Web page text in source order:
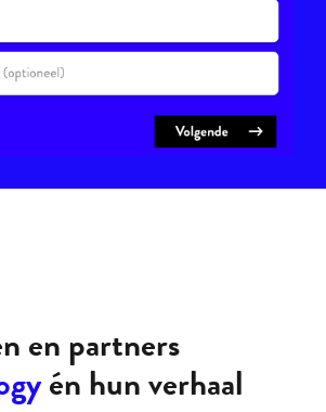
en partners
én hun verhaal